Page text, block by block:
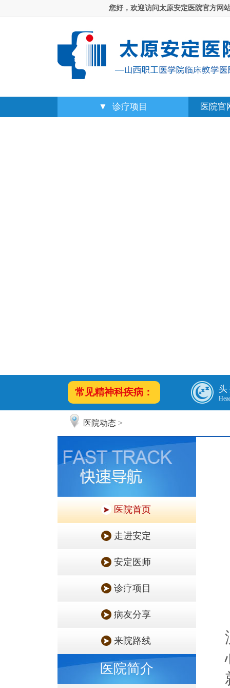
您好，欢迎访问太原安定医院官方网
▼ 诊疗项目 医院官
常见精神科疾病： 头
医院动态>
医院首页
走进安定
安定医师
诊疗项目
病友分享
来院路线
医院简介